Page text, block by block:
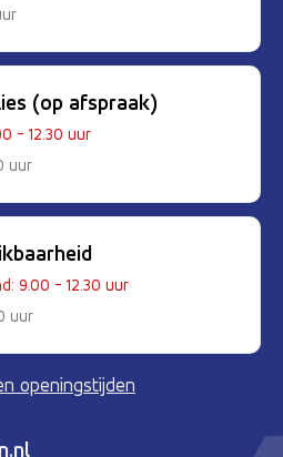
(op afspraak)
- 12.30 uur
uur
9.00 - 12.30 uur
uur
openingstijden